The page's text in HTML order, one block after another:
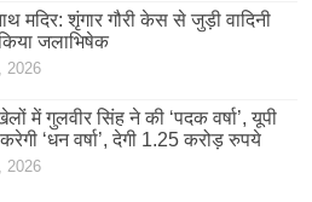
मदिर: शृंगार गौरी केस से जुड़ी वादिनी
जलाभिषेक
2026
में गुलवीर सिंह ने की ‘पदक वर्षा’, यूपी
‘धन वर्षा’, देगी 1.25 करोड़ रुपये
2026